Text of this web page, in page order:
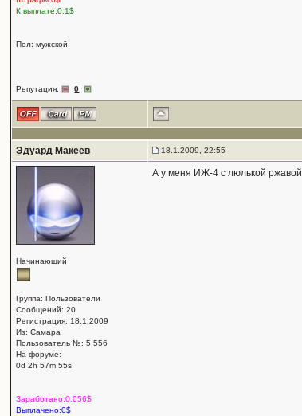
К выплате:0.1$
Пол: мужской
Репутация: 0
Эдуард Макеев 18.1.2009, 22:55
Начинающий
Группа: Пользователи
Сообщений: 20
Регистрация: 18.1.2009
Из: Самара
Пользователь №: 5 556
На форуме:
0d 2h 57m 55s
Заработано:0.056$
Выплачено:0$
А у меня ИЖ-4 с люлькой ржавой